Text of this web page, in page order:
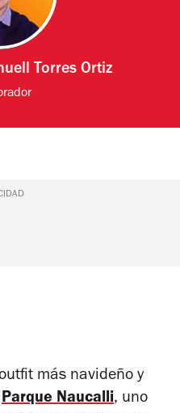
Torres Ortiz
más navideño y
Parque Naucalli, uno